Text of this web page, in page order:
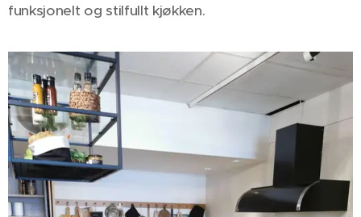
funksjonelt og stilfullt kjøkken.